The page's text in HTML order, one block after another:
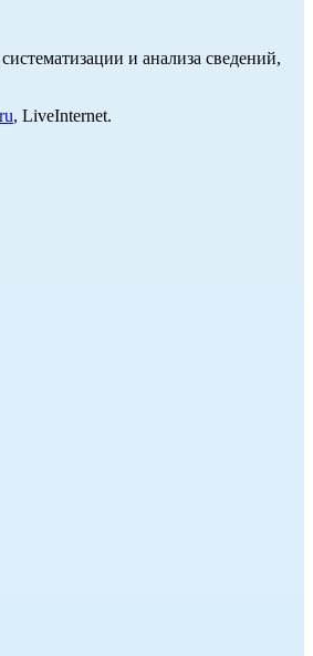
и анализа сведений,
, LiveInternet.